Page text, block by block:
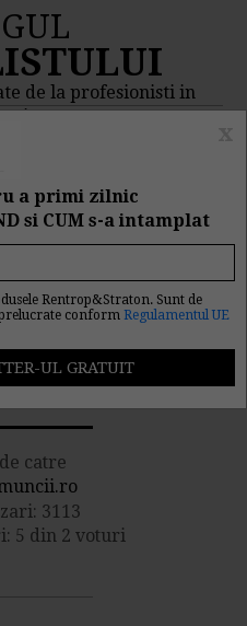
de la profesionisti in
targetului
Codul
catre
3113
5 din 2 voturi
a primi zilnic
si CUM s-a intamplat
Rentrop&Straton. Sunt de
conform Regulamentul UE